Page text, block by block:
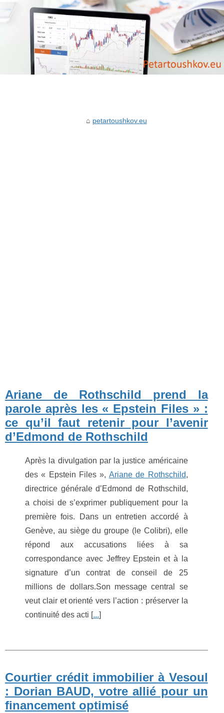
petartoushkov.eu
Ariane de Rothschild prend la
parole après les « Epstein Files » :
ce qu’il faut retenir pour l’avenir
d’Edmond de Rothschild
Après la divulgation par la justice américaine
des « Epstein Files », Ariane de Rothschild,
directrice générale d’Edmond de Rothschild,
a choisi de s’exprimer publiquement pour la
première fois. Dans un entretien accordé à
Genève, au siège du groupe (le Colibri), elle
répond aux accusations liées à sa
correspondance avec Jeffrey Epstein et à la
signature d’un contrat de conseil de 25
millions de dollars.Son message central se
veut clair et orienté vers l’action : préserver la
continuité des acti [...]
Courtier crédit immobilier à Vesoul
: Dorian BAUD, votre allié pour un
financement optimisé